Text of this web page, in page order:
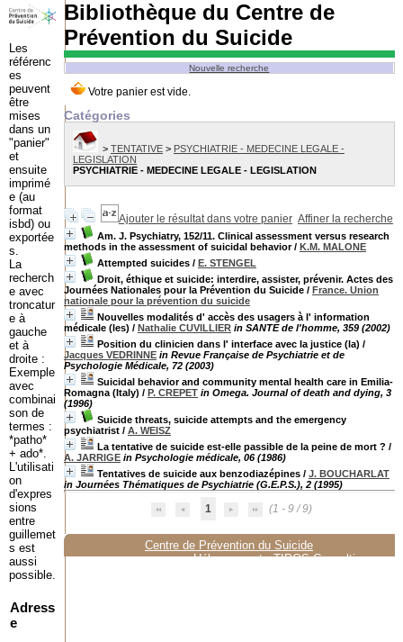
Bibliothèque du Centre de
Prévention du Suicide
Nouvelle recherche
Catégories
> TENTATIVE> PSYCHIATRIE - MEDECINE LEGALE -
LEGISLATION
PSYCHIATRIE - MEDECINE LEGALE - LEGISLATION
Ajouter le résultat dans votre panier Affiner la recherche
Am. J. Psychiatry, 152/11. Clinical assessment versus research
methods in the assessment of suicidal behavior/ K.M. MALONE
Attempted suicides/ E. STENGEL
Droit, éthique et suicide: interdire, assister, prévenir. Actes des
Journées Nationales pour la Prévention du Suicide/ France. Union
nationale pour la prévention du suicide
Nouvelles modalités d' accès des usagers à l' information
médicale (les) / Nathalie CUVILLIER in SANTE de l'homme, 359 (2002)
Position du clinicien dans l' interface avec la justice (la) /
Jacques VEDRINNE in Revue Française de Psychiatrie et de
Psychologie Médicale, 72 (2003)
Suicidal behavior and community mental health care in Emilia-
Romagna (Italy) / P. CREPET in Omega. Journal of death and dying, 3
(1996)
Suicide threats, suicide attempts and the emergency
psychiatrist/ A. WEISZ
La tentative de suicide est-elle passible de la peine de mort ? /
A. JARRIGE in Psychologie médicale, 06 (1986)
Tentatives de suicide aux benzodiazépines/ J. BOUCHARLAT
in Journées Thématiques de Psychiatrie (G.E.P.S.), 2 (1995)
1 (1 - 9 / 9)
Centre de Prévention du Suicide
Hébergement :TIPOS Consulting
Les
référenc
es
peuvent
être
mises
dans un
"panier"
et
ensuite
imprimé
e (au
format
isbd) ou
exportée
s.
La
recherch
e avec
troncatur
e à
gauche
et à
droite :
Exemple
avec
combinai
son de
termes :
*patho*
+ ado*.
L'utilisati
on
d'expres
sions
entre
guillemet
s est
aussi
possible.
Adress
e